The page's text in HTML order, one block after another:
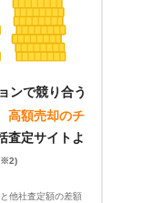
ンで競り合う
高額売却のチ
査定サイトよ
他社査定額の差額